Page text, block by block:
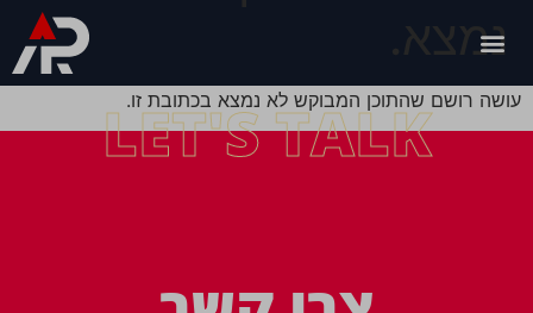
נמצא.
עושה רושם שהתוכן המבוקש לא נמצא בכתובת זו.
LET'S TALK